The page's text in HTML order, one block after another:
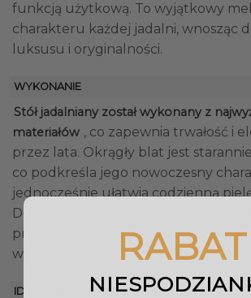
funkcją użytkową. To wyjątkowy
charakteru każdej jadalni, wnosząc
luksusu i oryginalności.
WYKONANIE
Stół jadalniany został wykonany z
materiałów , co zapewnia trwałość i
przez lata. Okrągły blat jest
co podkreśla jego nowoczesny
jednocześnie ułatwia codzienną
Designerska podstawa w kształcie
precyzyjnie zaprojektowana, aby
wygląd z solidną konstrukcją.
IDEALNY DO WNĘTRZ
RABAT